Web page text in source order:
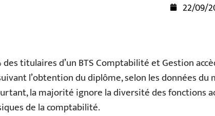
22/09/
des titulaires d’un BTS Comptabilité et Gestion
l’obtention du diplôme, selon les données du
la majorité ignore la diversité des fonctions
de la comptabilité.